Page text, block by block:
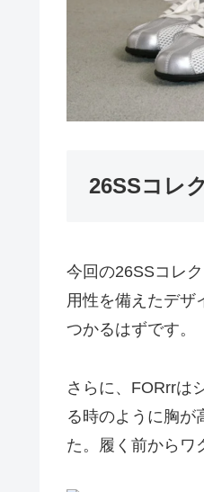
26SSコレ
今回の26SSコレ
用性を備えたデザ
つかるはずです。
さらに、FORrrは
る時のように胸が
た。履く前からワ